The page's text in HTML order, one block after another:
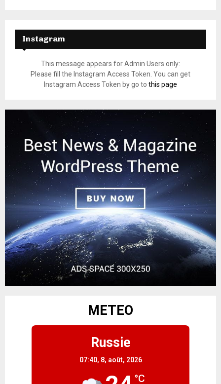
Instagram
This message appears for Admin Users only:
Please fill the Instagram Access Token. You can get
Instagram Access Token by go to this page
METEO
Russie
07:40, 8, août, 2026
°C